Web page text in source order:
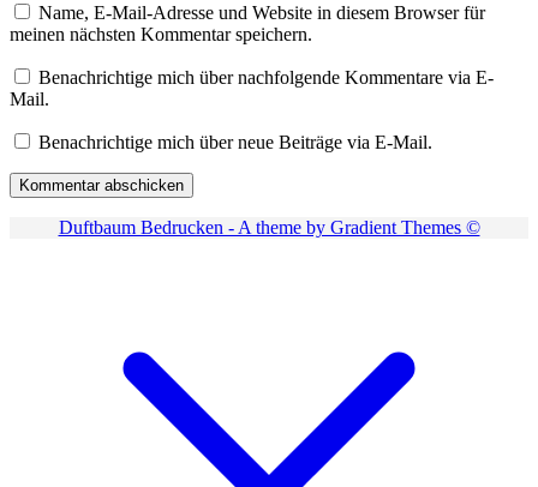
Name, E-Mail-Adresse und Website in diesem Browser für
meinen nächsten Kommentar speichern.
Benachrichtige mich über nachfolgende Kommentare via E-
Mail.
Benachrichtige mich über neue Beiträge via E-Mail.
Duftbaum Bedrucken - A theme by Gradient Themes ©